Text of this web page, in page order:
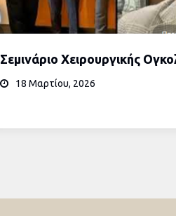
Σεμινάριο Χειρουργικής
18 Μαρτίου, 2026